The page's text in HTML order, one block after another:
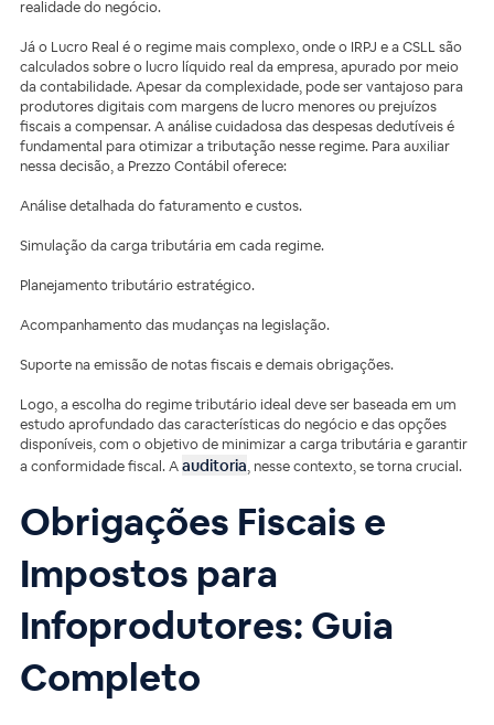
realidade do negócio.
Já o Lucro Real é o regime mais complexo, onde o IRPJ e a CSLL são
calculados sobre o lucro líquido real da empresa, apurado por meio
da contabilidade. Apesar da complexidade, pode ser vantajoso para
produtores digitais com margens de lucro menores ou prejuízos
fiscais a compensar. A análise cuidadosa das despesas dedutíveis é
fundamental para otimizar a tributação nesse regime. Para auxiliar
nessa decisão, a Prezzo Contábil oferece:
Análise detalhada do faturamento e custos.
Simulação da carga tributária em cada regime.
Planejamento tributário estratégico.
Acompanhamento das mudanças na legislação.
Suporte na emissão de notas fiscais e demais obrigações.
Logo, a escolha do regime tributário ideal deve ser baseada em um
estudo aprofundado das características do negócio e das opções
disponíveis, com o objetivo de minimizar a carga tributária e garantir
a conformidade fiscal. Aauditoria, nesse contexto, se torna crucial.
Obrigações Fiscais e
Impostos para
Infoprodutores: Guia
Completo